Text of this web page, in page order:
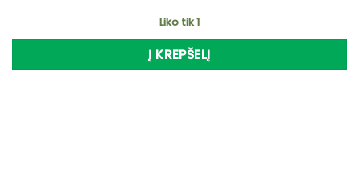
Liko tik 1
Į KREPŠELĮ